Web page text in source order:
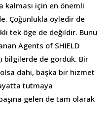
kalması için en önemli
Çoğunlukla öyledir de
tek öge de değildir. Bunu
Agents of SHIELD
bilgilerde de gördük. Bir
dahi, başka bir hizmet
tutmaya
başına gelen de tam olarak